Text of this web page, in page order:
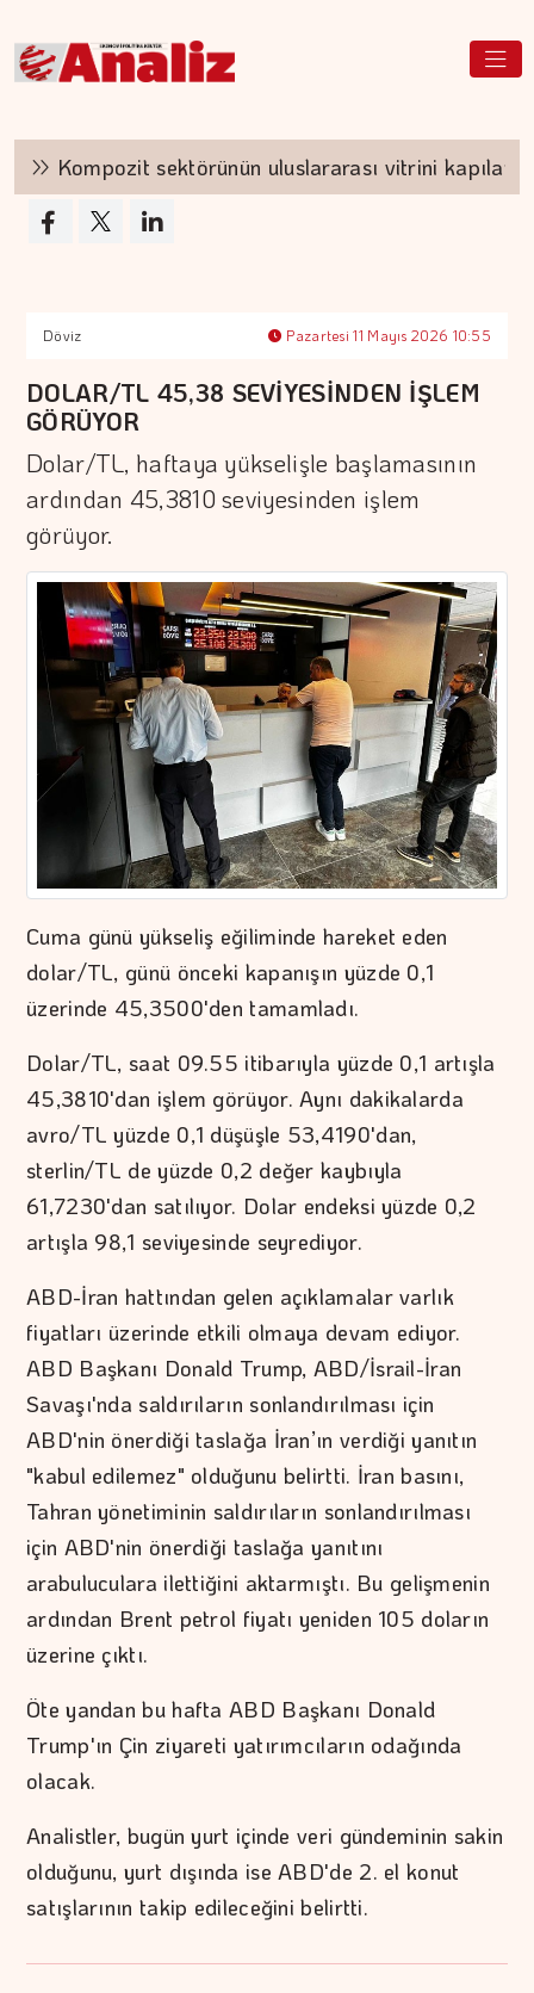
Kompozit sektörünün uluslararası vitrini kapılarını
Döviz Pazartesi 11 Mayıs 2026 10:55
DOLAR/TL 45,38 SEVİYESİNDEN İŞLEM
GÖRÜYOR
Dolar/TL, haftaya yükselişle başlamasının
ardından 45,3810 seviyesinden işlem
görüyor.
Cuma günü yükseliş eğiliminde hareket eden
dolar/TL, günü önceki kapanışın yüzde 0,1
üzerinde 45,3500'den tamamladı.
Dolar/TL, saat 09.55 itibarıyla yüzde 0,1 artışla
45,3810'dan işlem görüyor. Aynı dakikalarda
avro/TL yüzde 0,1 düşüşle 53,4190'dan,
sterlin/TL de yüzde 0,2 değer kaybıyla
61,7230'dan satılıyor. Dolar endeksi yüzde 0,2
artışla 98,1 seviyesinde seyrediyor.
ABD-İran hattından gelen açıklamalar varlık
fiyatları üzerinde etkili olmaya devam ediyor.
ABD Başkanı Donald Trump, ABD/İsrail-İran
Savaşı'nda saldırıların sonlandırılması için
ABD'nin önerdiği taslağa İran’ın verdiği yanıtın
"kabul edilemez" olduğunu belirtti. İran basını,
Tahran yönetiminin saldırıların sonlandırılması
için ABD'nin önerdiği taslağa yanıtını
arabuluculara ilettiğini aktarmıştı. Bu gelişmenin
ardından Brent petrol fiyatı yeniden 105 doların
üzerine çıktı.
Öte yandan bu hafta ABD Başkanı Donald
Trump'ın Çin ziyareti yatırımcıların odağında
olacak.
Analistler, bugün yurt içinde veri gündeminin sakin
olduğunu, yurt dışında ise ABD'de 2. el konut
satışlarının takip edileceğini belirtti.